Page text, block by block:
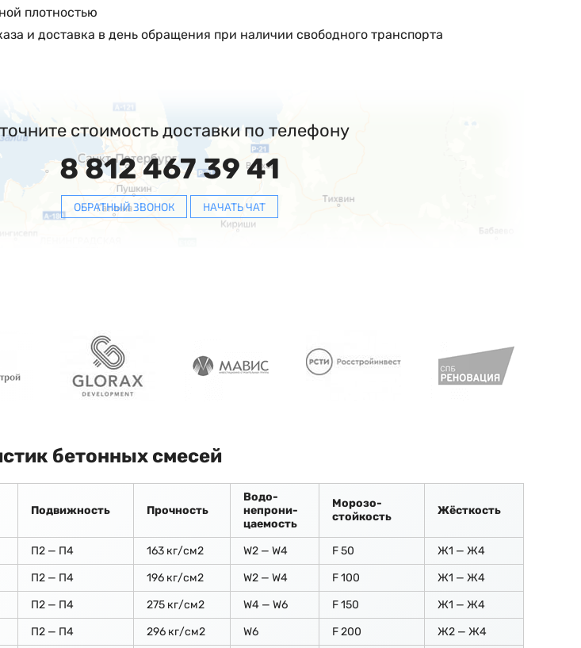
плотностью
и доставка в день обращения при наличии свободного транспорта
стоимость доставки по телефону
8 812 467 39 41
ОБРАТНЫЙ ЗВОНОК НАЧАТЬ ЧАТ
бетонных смесей
Подвижность Прочность
Водо-
непрони-
цаемость
Морозо-
стойкость
Жёсткость
П2 — П4 163 кг/см2 W2 — W4 F 50
Ж1 — Ж4
П2 — П4 196 кг/см2 W2 — W4 F 100
Ж1 — Ж4
П2 — П4 275 кг/см2 W4 — W6 F 150
Ж1 — Ж4
П2 — П4 296 кг/см2 W6 F 200 Ж2 — Ж4